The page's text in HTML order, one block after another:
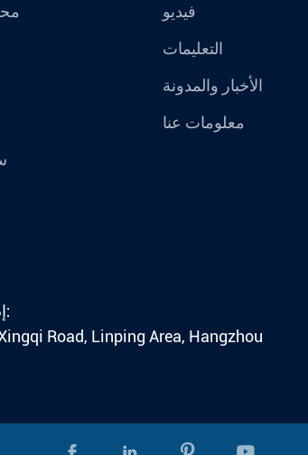
فيديو
التعليمات
الأخبار والمدونة
معلومات عنا
إضافة:
Road, Linping Area, Hangzhou